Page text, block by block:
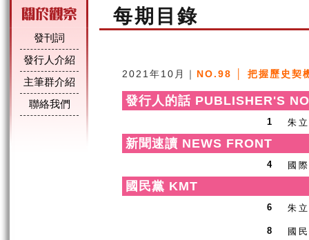
發刊詞
發行人介紹
主筆群介紹
聯絡我們
每期目錄
2021年10月｜ NO.98 │ 把握歷史契
發行人的話 PUBLISHER'S
1 朱
新聞速讀 NEWS FRONT
4 國
國民黨 KMT
6 朱
8 國